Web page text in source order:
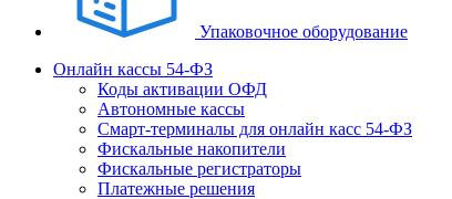
Упаковочное оборудование
Онлайн кассы 54-ФЗ
Коды активации ОФД
Автономные кассы
Смарт-терминалы для онлайн касс 54-ФЗ
Фискальные накопители
Фискальные регистраторы
Платежные решения